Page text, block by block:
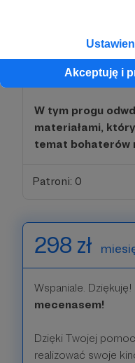
Akceptuję i
Twoja pomoc.
wstanie skupić się
w Ukrainie.
W tym progu
materiałami,
temat bohaterów
Patroni: 0
298 zł
Wspaniale. Dziękuję!
mecenasem!
Dzięki Twojej
realizować swoje